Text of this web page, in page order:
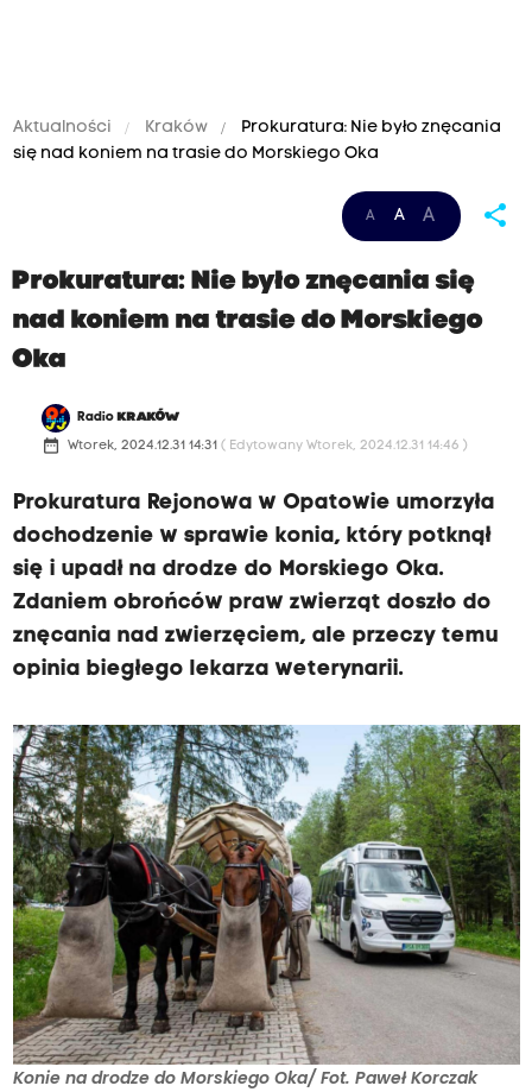
Aktualności Kraków
Prokuratura: Nie było znęcania
się nad koniem na trasie do Morskiego Oka
A A A share
Prokuratura: Nie było znęcania się
nad koniem na trasie do Morskiego
Oka
Radio KRAKÓW
date_range Wtorek, 2024.12.31 14:31 ( Edytowany Wtorek, 2024.12.31 14:46 )
Prokuratura Rejonowa w Opatowie umorzyła
dochodzenie w sprawie konia, który potknął
się i upadł na drodze do Morskiego Oka.
Zdaniem obrońców praw zwierząt doszło do
znęcania nad zwierzęciem, ale przeczy temu
opinia biegłego lekarza weterynarii.
Konie na drodze do Morskiego Oka/ Fot. Paweł Korczak